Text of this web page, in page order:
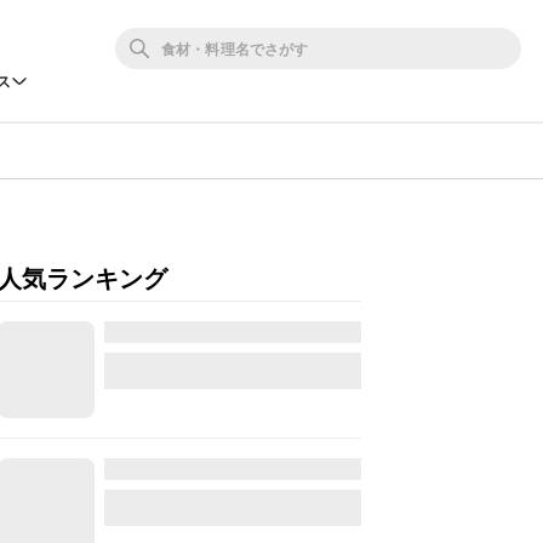
人気ランキング